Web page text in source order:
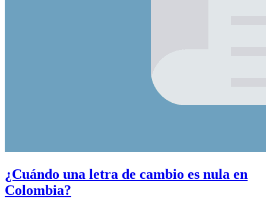
¿Cuándo una letra de cambio es nula en
Colombia?